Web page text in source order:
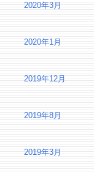
2020年3月
2020年1月
2019年12月
2019年8月
2019年3月